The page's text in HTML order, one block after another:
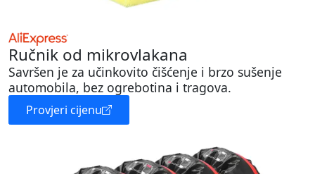
Ručnik od mikrovlakana
Savršen je za učinkovito čišćenje i brzo sušenje
automobila, bez ogrebotina i tragova.
Provjeri cijenu